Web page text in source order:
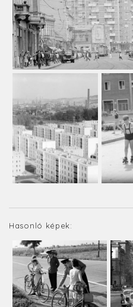
Hasonló képek: